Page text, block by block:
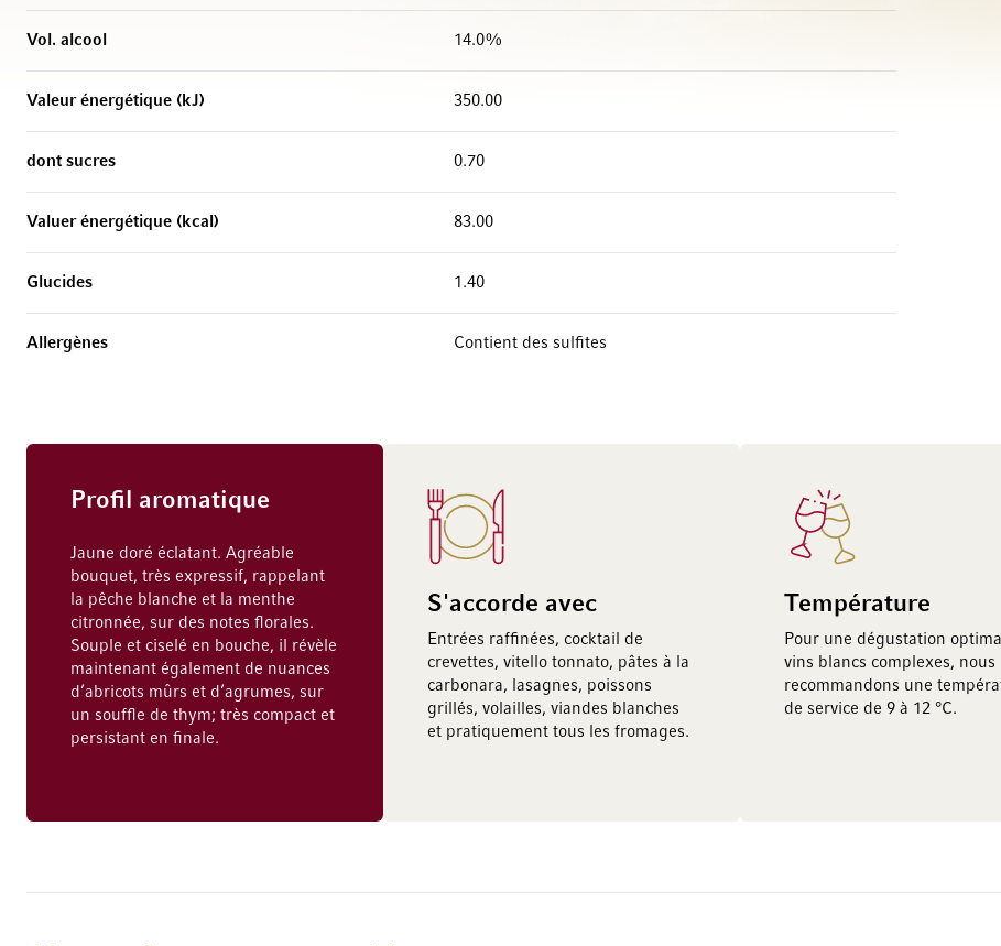
Vol. alcool 14.0%
Valeur énergétique (kJ) 350.00
dont sucres 0.70
Valuer énergétique (kcal) 83.00
Glucides 1.40
Allergènes Contient des sulfites
Profil aromatique
Jaune doré éclatant. Agréable
bouquet, très expressif, rappelant
la pêche blanche et la menthe
citronnée, sur des notes florales.
Souple et ciselé en bouche, il révèle
maintenant également de nuances
d’abricots mûrs et d’agrumes, sur
un souffle de thym; très compact et
persistant en finale.
S'accorde avec
Entrées raffinées, cocktail de
crevettes, vitello tonnato, pâtes à la
carbonara, lasagnes, poissons
grillés, volailles, viandes blanches
et pratiquement tous les fromages.
Température
Pour une dégustation
vins blancs complexes, nous
recommandons une
de service de 9 à 12 °C.